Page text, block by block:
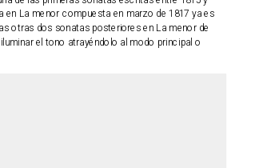
La menor compuesta en marzo de 1817 ya es
otras dos sonatas posteriores en La menor de
el tono atrayéndolo al modo principal o